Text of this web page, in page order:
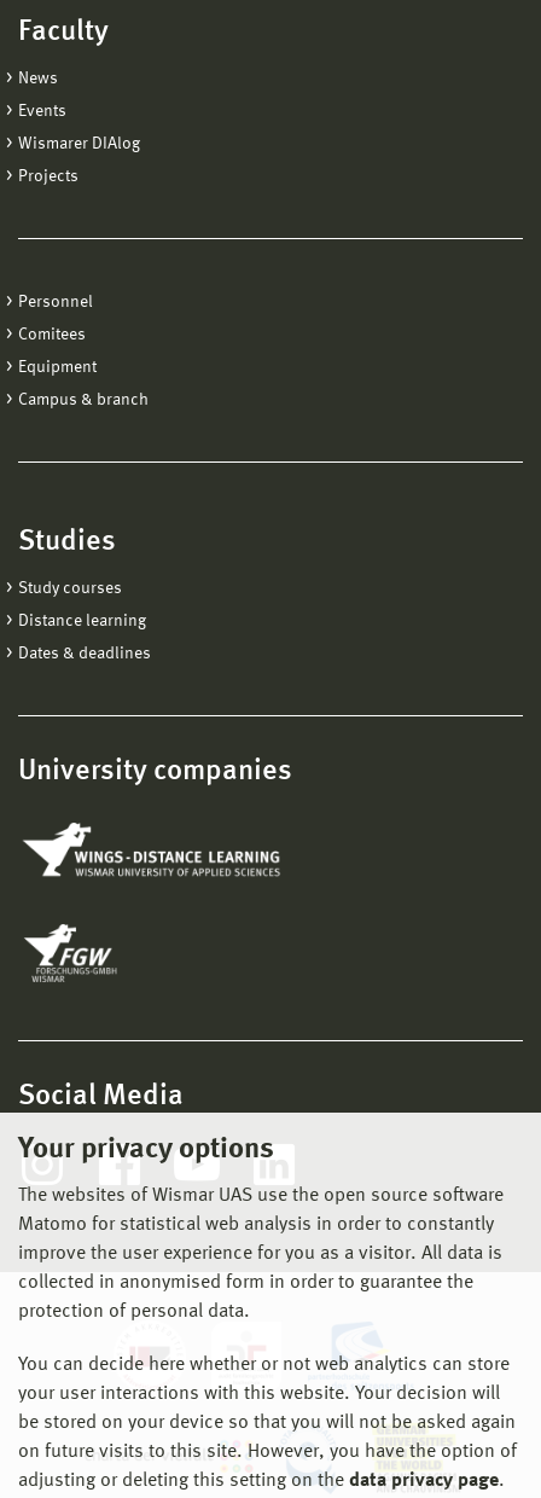
Your privacy options
The websites of Wismar UAS use the open source software
Matomo for statistical web analysis in order to constantly
improve the user experience for you as a visitor. All data is
collected in anonymised form in order to guarantee the
protection of personal data.
You can decide here whether or not web analytics can store
your user interactions with this website. Your decision will
be stored on your device so that you will not be asked again
on future visits to this site. However, you have the option of
adjusting or deleting this setting on the data privacy page.
Faculty
News
Events
Wismarer DIAlog
Projects
Personnel
Comitees
Equipment
Campus & branch
Studies
Study courses
Distance learning
Dates & deadlines
University companies
Social Media